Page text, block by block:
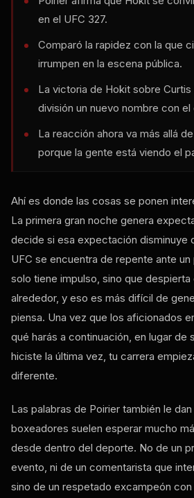
en el UFC 327.
Comparó la rapidez con la que
irrumpen en la escena pública.
La victoria de Hokit sobre Curtis
división un nuevo nombre con el
La reacción ahora va más allá
porque la gente está viendo el
Ahí es donde las cosas se ponen
La primera gran noche genera
decide si esa expectación disminuye
UFC se encuentra de repente ante
solo tiene impulso, sino que despierta
alrededor, y eso es más difícil de
piensa. Una vez que los aficionados
qué harás a continuación, en lugar de
hiciste la última vez, tu carrera
diferente.
Las palabras de Poirier también le
boxeadores suelen esperar mucho
desde dentro del deporte. No de un
evento, ni de un comentarista que
sino de un respetado excampeón